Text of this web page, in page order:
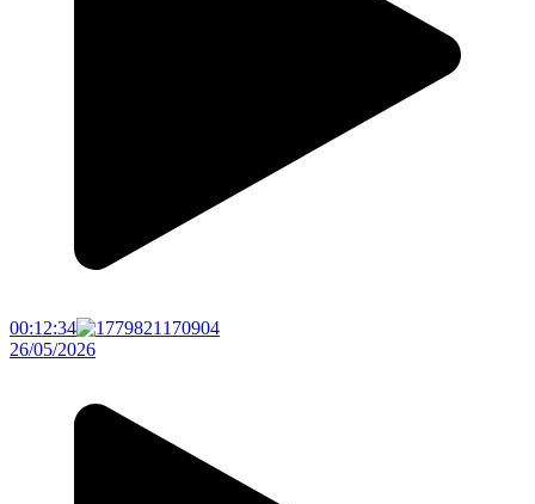
00:12:34
26/05/2026